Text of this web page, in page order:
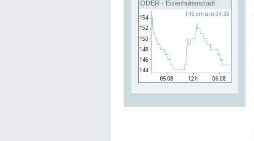
ODER - Eisenhüttenstadt